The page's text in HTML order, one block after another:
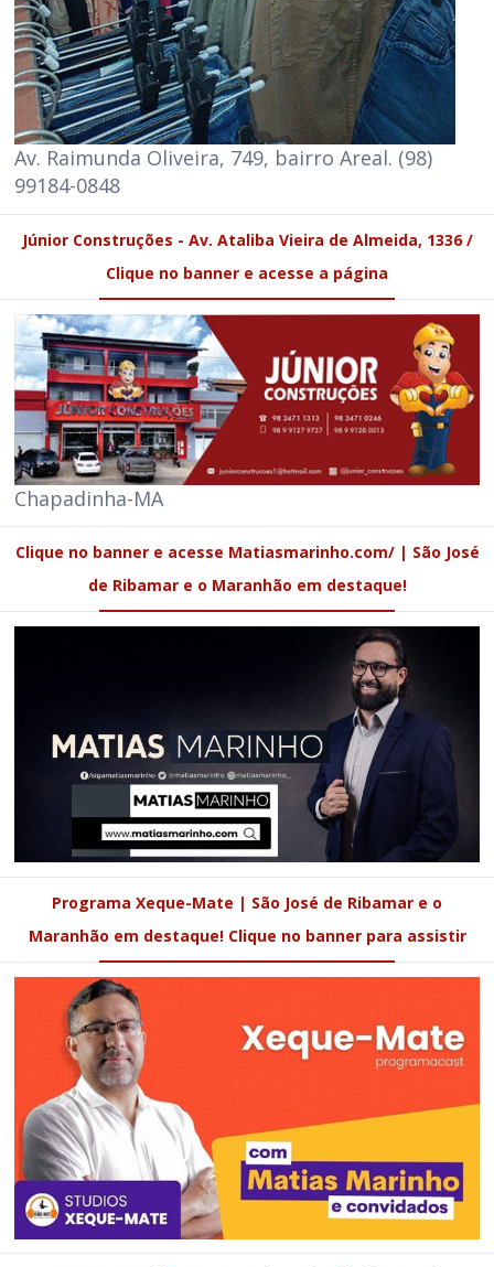
Av. Raimunda Oliveira, 749, bairro Areal. (98)
99184-0848
Júnior Construções - Av. Ataliba Vieira de Almeida, 1336 /
Clique no banner e acesse a página
Chapadinha-MA
Clique no banner e acesse Matiasmarinho.com/ | São José
de Ribamar e o Maranhão em destaque!
Programa Xeque-Mate | São José de Ribamar e o
Maranhão em destaque! Clique no banner para assistir